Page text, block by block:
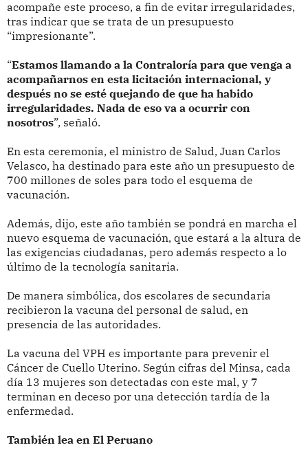
acompañe este proceso, a fin de evitar irregularidades,
tras indicar que se trata de un presupuesto
“impresionante”.
“Estamos llamando a la Contraloría para que venga a
acompañarnos en esta licitación internacional, y
después no se esté quejando de que ha habido
irregularidades. Nada de eso va a ocurrir con
nosotros”, señaló.
En esta ceremonia, el ministro de Salud, Juan Carlos
Velasco, ha destinado para este año un presupuesto de
700 millones de soles para todo el esquema de
vacunación.
Además, dijo, este año también se pondrá en marcha el
nuevo esquema de vacunación, que estará a la altura de
las exigencias ciudadanas, pero además respecto a lo
último de la tecnología sanitaria.
De manera simbólica, dos escolares de secundaria
recibieron la vacuna del personal de salud, en
presencia de las autoridades.
La vacuna del VPH es importante para prevenir el
Cáncer de Cuello Uterino. Según cifras del Minsa, cada
día 13 mujeres son detectadas con este mal, y 7
terminan en deceso por una detección tardía de la
enfermedad.
También lea en El Peruano